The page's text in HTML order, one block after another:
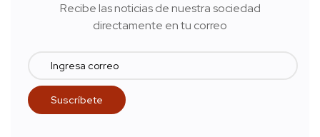
Recibe las noticias de nuestra sociedad
directamente en tu correo